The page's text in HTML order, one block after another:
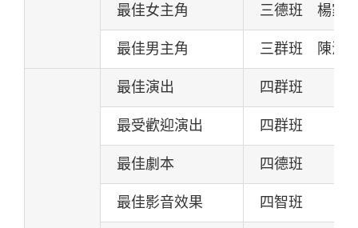
最佳女主角 三德班 楊家
最佳男主角 三群班 陳澄
最佳演出 四群班
最受歡迎演出 四群班
最佳劇本 四德班
最佳影音效果 四智班